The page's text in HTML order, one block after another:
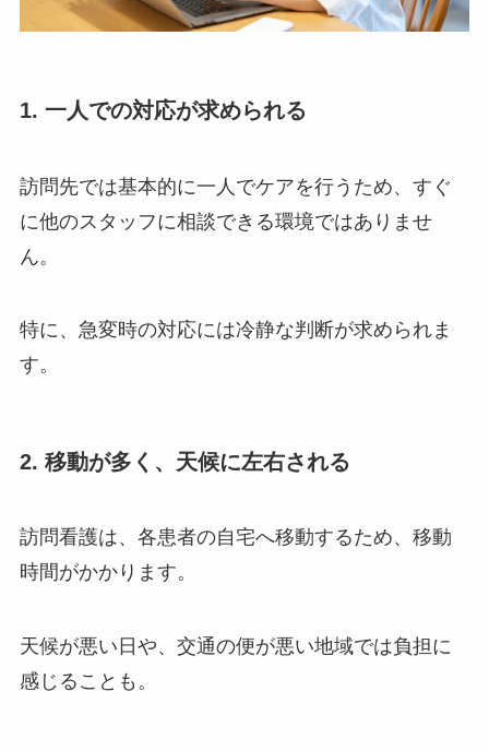
1. 一人での対応が求められる
訪問先では基本的に一人でケアを行うため、すぐ
に他のスタッフに相談できる環境ではありませ
ん。
特に、急変時の対応には冷静な判断が求められま
す。
2. 移動が多く、天候に左右される
訪問看護は、各患者の自宅へ移動するため、移動
時間がかかります。
天候が悪い日や、交通の便が悪い地域では負担に
感じることも。